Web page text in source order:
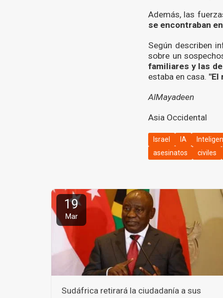
Además, las
se encontraban
Según describen
sobre un
familiares y las
estaba en casa. "El
AlMayadeen
Asia Occidental
Israel IA
asesinatos
civiles
19
Mar
Sudáfrica retirará la ciudadanía a sus